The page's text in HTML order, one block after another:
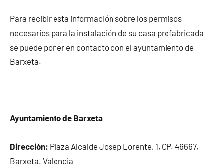
Para recibir esta información sobre los permisos
necesarios para la instalación de su casa prefabricada
se puede poner en contacto con el ayuntamiento de
Barxeta.
Ayuntamiento de Barxeta
Dirección: Plaza Alcalde Josep Lorente, 1, CP. 46667,
Barxeta. Valencia